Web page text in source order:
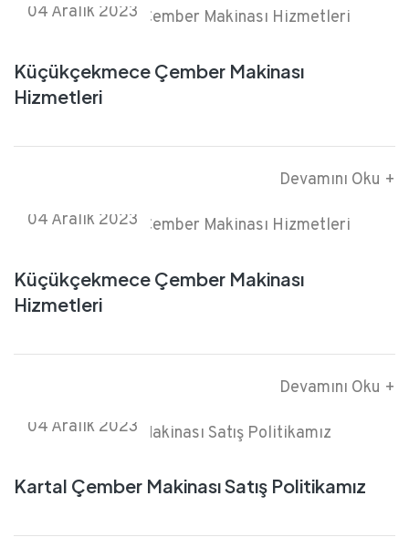
04 Aralık 2023
Küçükçekmece Çember Makinası
Hizmetleri
Devamını Oku +
04 Aralık 2023
Küçükçekmece Çember Makinası
Hizmetleri
Devamını Oku +
04 Aralık 2023
Kartal Çember Makinası Satış Politikamız